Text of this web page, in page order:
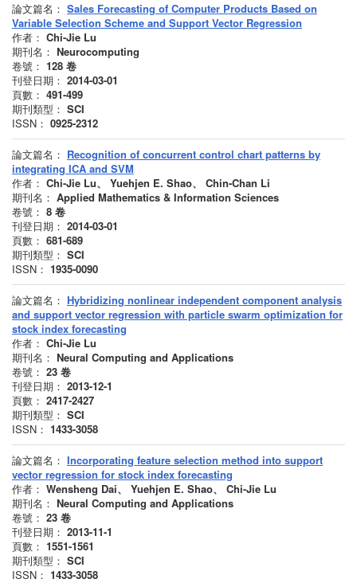
論文篇名： Sales Forecasting of Computer Products Based on
Variable Selection Scheme and Support Vector Regression
作者： Chi-Jie Lu
期刊名： Neurocomputing
卷號： 128 卷
刊登日期： 2014-03-01
頁數： 491-499
期刊類型： SCI
ISSN： 0925-2312
論文篇名： Recognition of concurrent control chart patterns by
integrating ICA and SVM
作者： Chi-Jie Lu、 Yuehjen E. Shao、 Chin-Chan Li
期刊名： Applied Mathematics & Information Sciences
卷號： 8 卷
刊登日期： 2014-03-01
頁數： 681-689
期刊類型： SCI
ISSN： 1935-0090
論文篇名： Hybridizing nonlinear independent component analysis
and support vector regression with particle swarm optimization for
stock index forecasting
作者： Chi-Jie Lu
期刊名： Neural Computing and Applications
卷號： 23 卷
刊登日期： 2013-12-1
頁數： 2417-2427
期刊類型： SCI
ISSN： 1433-3058
論文篇名： Incorporating feature selection method into support
vector regression for stock index forecasting
作者： Wensheng Dai、 Yuehjen E. Shao、 Chi-Jie Lu
期刊名： Neural Computing and Applications
卷號： 23 卷
刊登日期： 2013-11-1
頁數： 1551-1561
期刊類型： SCI
ISSN： 1433-3058